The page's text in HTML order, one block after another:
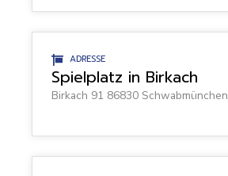
ADRESSE
Spielplatz in Birkach
Birkach 91 86830 Schwabmünchen